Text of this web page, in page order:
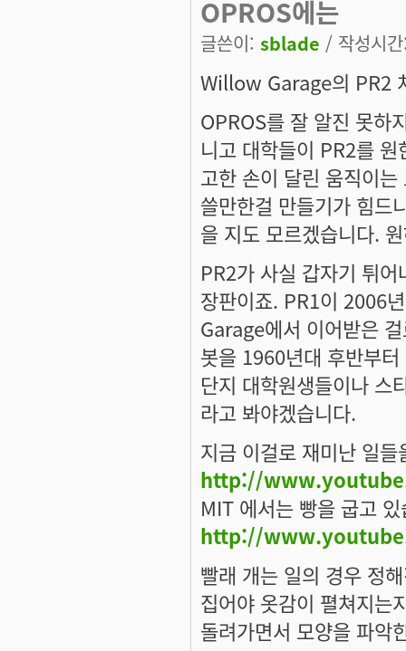
OPROS에는
글쓴이: sblade / 작성시
Willow Garage의 PR2
OPROS를 잘 알진 못하
니고 대학들이 PR2를
고한 손이 달린 움직이
쓸만한걸 만들기가 힘
을 지도 모르겠습니다.
PR2가 사실 갑자기 튀
장판이죠. PR1이 2006
Garage에서 이어받은
봇을 1960년대 후반부
단지 대학원생들이나
라고 봐야겠습니다.
지금 이걸로 재미난 일
http://
MIT 에서는 빵을 굽고
http://
빨래 개는 일의 경우 정
집어야 옷감이 펼쳐지는
돌려가면서 모양을 파악